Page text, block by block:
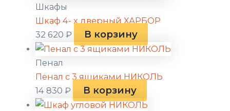
Шкафы
Шкаф 4- х дверный ХАРБОР
32 620₽ В корзину
Пенал
Пенал с 3 ящиками НИКОЛЬ
14 830₽ В корзину